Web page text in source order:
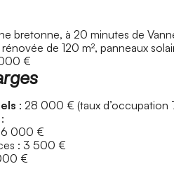
bretonne, à 20 minutes de
de 120 m², panneaux
€
: 28 000 € (taux d’occupation
:
6 000 €
: 3 500 €
€